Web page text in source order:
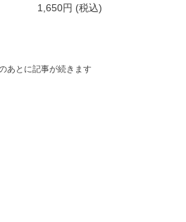
1,650円 (税込)
あとに記事が続きます